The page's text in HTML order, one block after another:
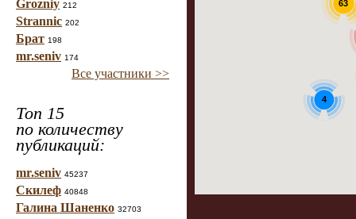
Grozniy 212
Strannic 202
Брат 198
mr.seniv 174
Все участники >>
Топ 15
по количеству
публикаций:
mr.seniv 45237
Скилеф 40848
Галина Шаненко 32703
63
4